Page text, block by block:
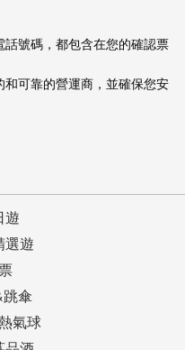
號碼，都包含在您的確認票
可靠的營運商，並確保您安
遊
選遊
傘
氣球